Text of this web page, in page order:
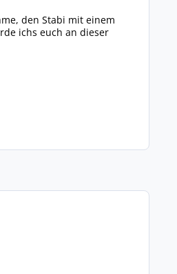
den Stabi mit einem
ichs euch an dieser